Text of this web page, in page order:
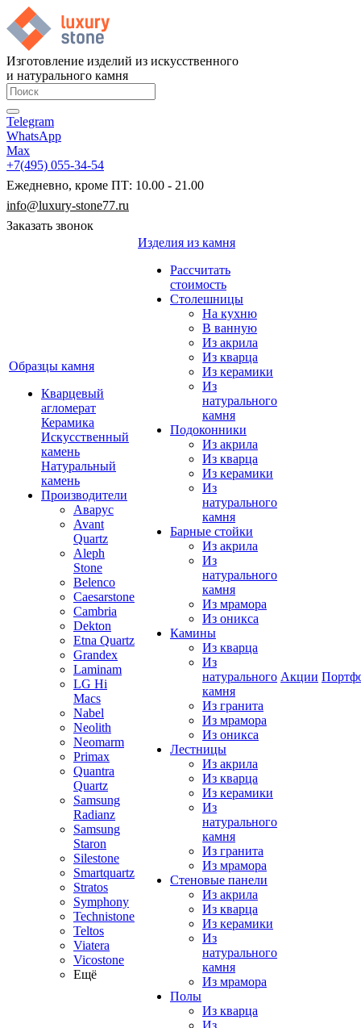
Изготовление изделий из искусственного
и натурального камня
Telegram
WhatsApp
Max
+7(495) 055-34-54
Ежедневно, кроме ПТ: 10.00 - 21.00
info@luxury-stone77.ru
Заказать звонок
Образцы камня
Кварцевый
агломерат
Керамика
Искусственный
камень
Натуральный
камень
Производители
Аварус
Avant
Quartz
Aleph
Stone
Belenco
Caesarstone
Cambria
Dekton
Etna Quartz
Grandex
Laminam
LG Hi
Macs
Nabel
Neolith
Neomarm
Primax
Quantra
Quartz
Samsung
Radianz
Samsung
Staron
Silestone
Smartquartz
Stratos
Symphony
Technistone
Teltos
Viatera
Vicostone
Ещё
Изделия из камня
Рассчитать
стоимость
Столешницы
На кухню
В ванную
Из акрила
Из кварца
Из керамики
Из
натурального
камня
Подоконники
Из акрила
Из кварца
Из керамики
Из
натурального
камня
Барные стойки
Из акрила
Из
натурального
камня
Из мрамора
Из оникса
Камины
Из кварца
Из
натурального
камня
Из гранита
Из мрамора
Из оникса
Лестницы
Из акрила
Из кварца
Из керамики
Из
натурального
камня
Из гранита
Из мрамора
Стеновые панели
Из акрила
Из кварца
Из керамики
Из
натурального
камня
Из мрамора
Полы
Из кварца
Из
Акции